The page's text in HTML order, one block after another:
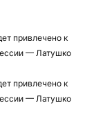
привлечено к
— Латушко
привлечено к
— Латушко